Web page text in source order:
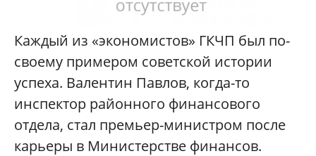
Каждый из «экономистов» ГКЧП был по-
своему примером советской истории
успеха. Валентин Павлов, когда-то
инспектор районного финансового
отдела, стал премьер-министром после
карьеры в Министерстве финансов.